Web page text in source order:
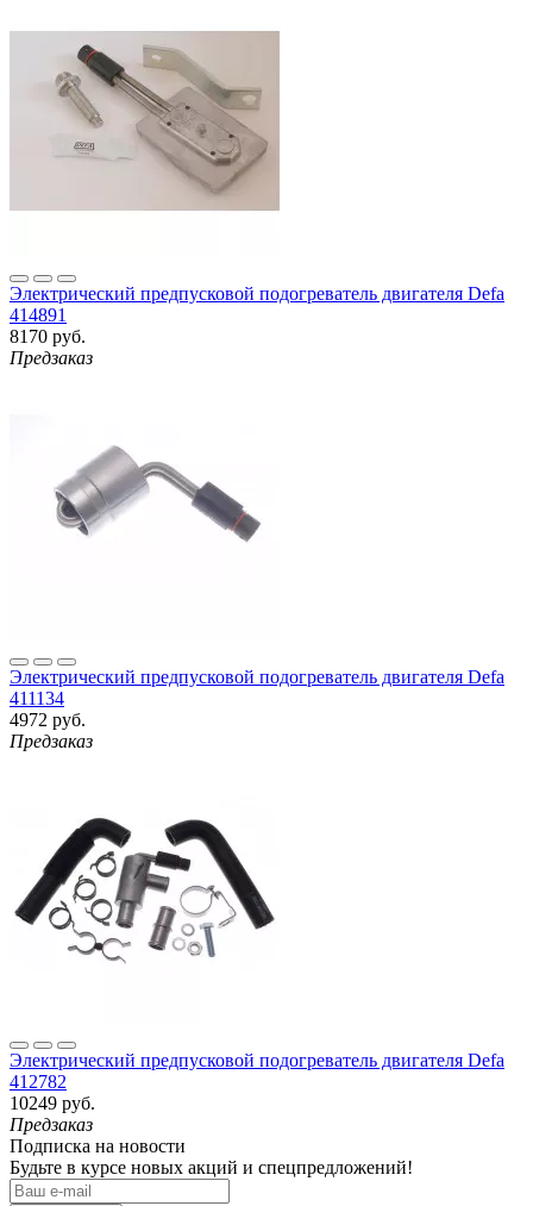
Электрический предпусковой подогреватель двигателя Defa
414891
8170 руб.
Предзаказ
Электрический предпусковой подогреватель двигателя Defa
411134
4972 руб.
Предзаказ
Электрический предпусковой подогреватель двигателя Defa
412782
10249 руб.
Предзаказ
Подписка на новости
Будьте в курсе новых акций и спецпредложений!